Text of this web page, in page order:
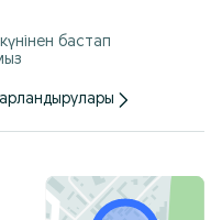
күнінен бастап